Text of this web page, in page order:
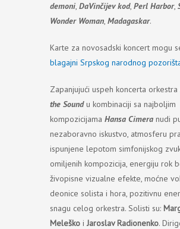
demoni, DaVinčijev kod, Perl Harbor,
Wonder Woman, Madagaskar.
Karte za novosadski koncert mogu
blagajni Srpskog narodnog
Zapanjujući uspeh koncerta orkestra
the Soundu kombinaciji sa najboljim
kompozicijama Hansa Cimera nudi
nezaboravno iskustvo, atmosferu
ispunjene lepotom simfonijskog
omiljenih kompozicija, energiju rok
živopisne vizualne efekte, moćne
deonice solista i hora, pozitivnu
snagu celog orkestra. Solisti su:
Meleško i Jaroslav Radionenko.